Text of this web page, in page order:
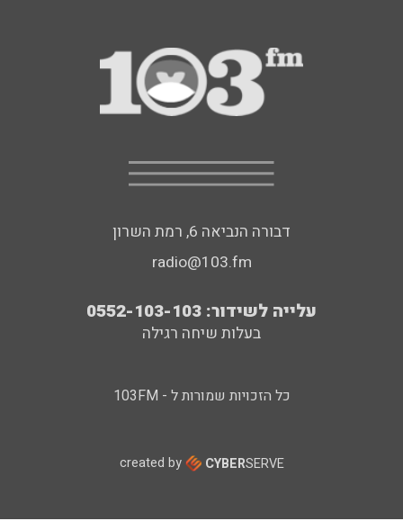
דבורה הנביאה 6, רמת השרון
radio@103.fm
עלייה לשידור: 0552-103-103
בעלות שיחה רגילה
כל הזכויות שמורות ל - 103FM
created by CYBERSERVE